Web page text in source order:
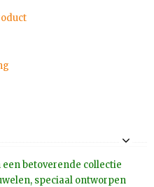
betoverende collectie
speciaal ontworpen